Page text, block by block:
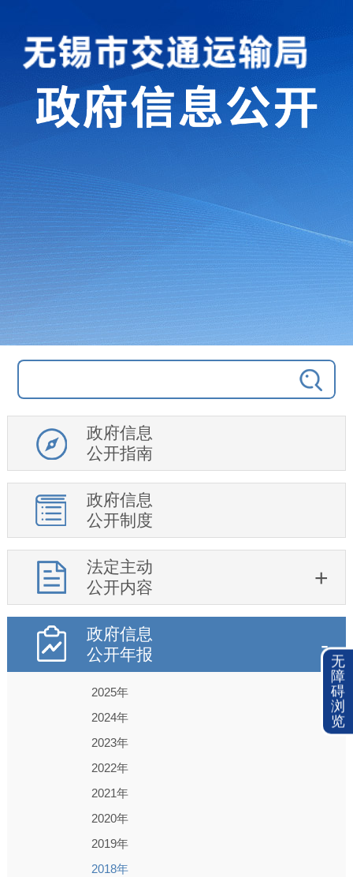
政府信息
公开指南
政府信息
公开制度
法定主动
公开内容
政府信息
公开年报
2025年
2024年
2023年
2022年
2021年
2020年
2019年
2018年
无
障
碍
浏
览